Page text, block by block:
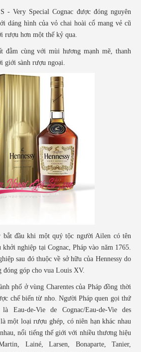
- Very Special Cognac được đóng nguyên
dáng hình của vỏ chai hoài cổ mang vẻ cũ
rượu hơn một thế kỷ qua.
đằm cùng với mùi hương mạnh mẽ, thanh
giới sành rượu ngoại.
bắt đầu khi một quý tộc người Ailen có tên
khởi nghiệp tại Cognac, Pháp vào năm 1765.
sau đó thuộc về sở hữu của Hennessy do
đóng góp cho vua Louis XV.
phố ở vùng Charentes của Pháp đồng thời
chế biến từ nho. Người Pháp quen gọi thứ
Eau-de-Vie de Cognac/Eau-de-Vie des
một loại rượu ghép, có niên hạn khác nhau
nổi tiếng thế giới với nhiều thương hiệu
Lainé, Larsen, Bonaparte, Tanier,